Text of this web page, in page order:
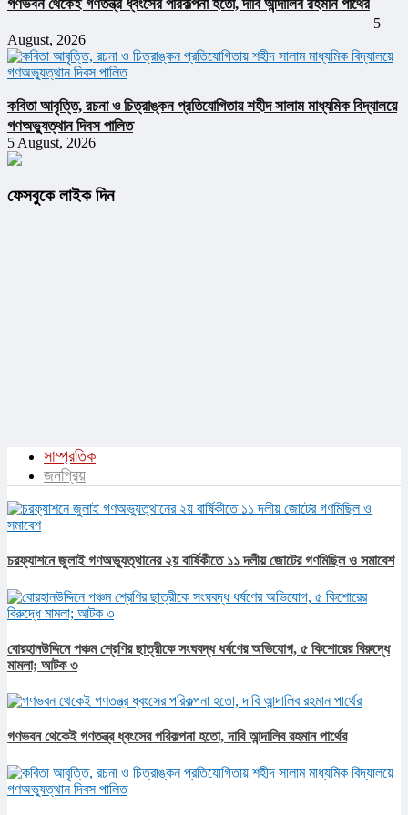
গণভবন থেকেই গণতন্ত্র ধ্বংসের পরিকল্পনা হতো, দাবি আন্দালিব রহমান পার্থের
5
August, 2026
কবিতা আবৃত্তি, রচনা ও চিত্রাঙ্কন প্রতিযোগিতায় শহীদ সালাম মাধ্যমিক বিদ্যালয়ে
গণঅভ্যুত্থান দিবস পালিত
5 August, 2026
ফেসবুকে লাইক দিন
সাম্প্রতিক
জনপ্রিয়
চরফ্যাশনে জুলাই গণঅভ্যুত্থানের ২য় বার্ষিকীতে ১১ দলীয় জোটের গণমিছিল ও সমাবেশ
বোরহানউদ্দিনে পঞ্চম শ্রেণির ছাত্রীকে সংঘবদ্ধ ধর্ষণের অভিযোগ, ৫ কিশোরের বিরুদ্ধে
মামলা; আটক ৩
গণভবন থেকেই গণতন্ত্র ধ্বংসের পরিকল্পনা হতো, দাবি আন্দালিব রহমান পার্থের